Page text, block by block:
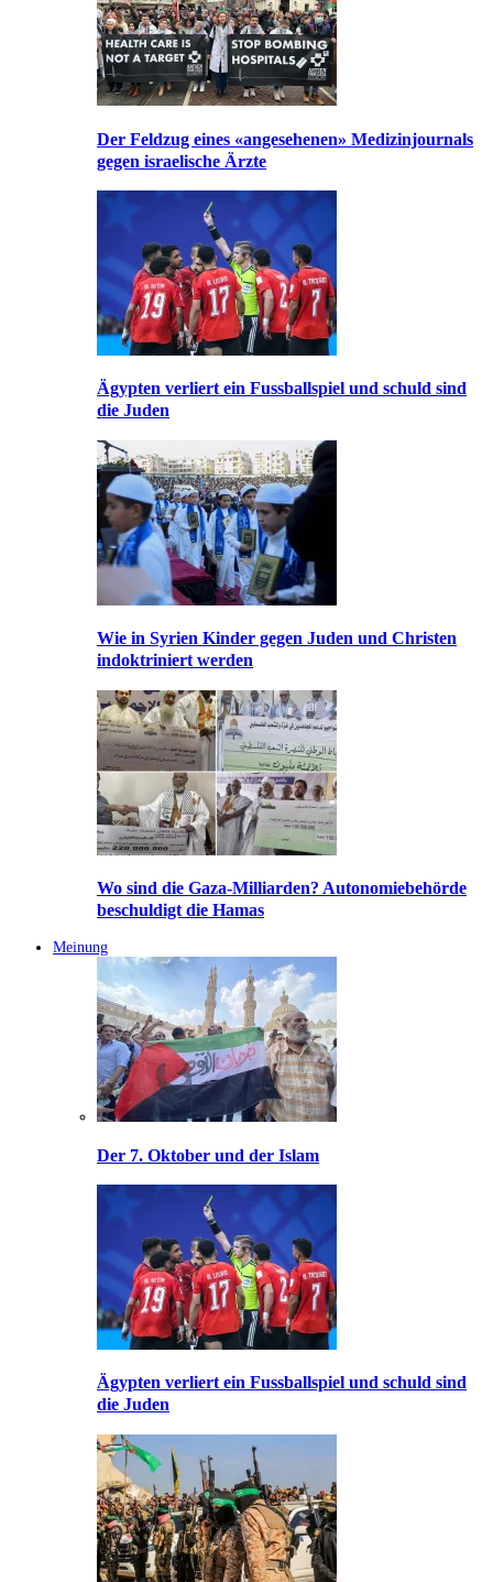
Der Feldzug eines «angesehenen» Medizinjournals
gegen israelische Ärzte
Ägypten verliert ein Fussballspiel und schuld sind
die Juden
Wie in Syrien Kinder gegen Juden und Christen
indoktriniert werden
Wo sind die Gaza-Milliarden? Autonomiebehörde
beschuldigt die Hamas
Meinung
Der 7. Oktober und der Islam
Ägypten verliert ein Fussballspiel und schuld sind
die Juden